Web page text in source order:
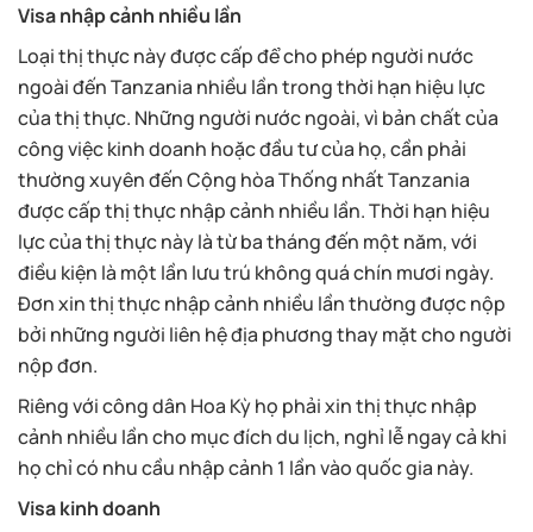
Visa nhập cảnh nhiều lần
Loại thị thực này được cấp để cho phép người nước
ngoài đến Tanzania nhiều lần trong thời hạn hiệu lực
của thị thực. Những người nước ngoài, vì bản chất của
công việc kinh doanh hoặc đầu tư của họ, cần phải
thường xuyên đến Cộng hòa Thống nhất Tanzania
được cấp thị thực nhập cảnh nhiều lần. Thời hạn hiệu
lực của thị thực này là từ ba tháng đến một năm, với
điều kiện là một lần lưu trú không quá chín mươi ngày.
Đơn xin thị thực nhập cảnh nhiều lần thường được nộp
bởi những người liên hệ địa phương thay mặt cho người
nộp đơn.
Riêng với công dân Hoa Kỳ họ phải xin thị thực nhập
cảnh nhiều lần cho mục đích du lịch, nghỉ lễ ngay cả khi
họ chỉ có nhu cầu nhập cảnh 1 lần vào quốc gia này.
Visa kinh doanh